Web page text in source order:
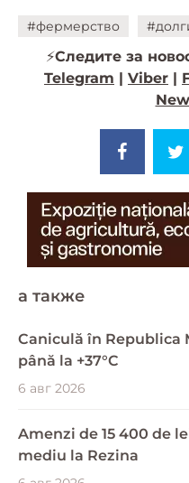
#фермерство
⚡️Следите за
Telegram
Viber
a также
Caniculă în Republica
până la +37°C
6 авг 2026
Amenzi de 15 400 de
mediu la Rezina